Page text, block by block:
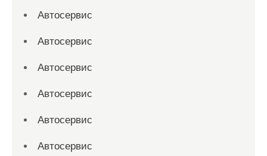
Автосервис
Автосервис
Автосервис
Автосервис
Автосервис
Автосервис